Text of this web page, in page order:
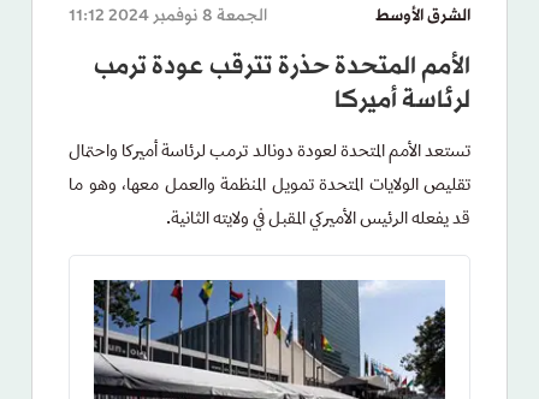
الجمعة 8 نوفمبر 2024 11:12 الشرق الأوسط
الأمم المتحدة حذرة تترقب عودة ترمب
لرئاسة أميركا
تستعد الأمم المتحدة لعودة دونالد ترمب لرئاسة أميركا واحتمال
تقليص الولايات المتحدة تمويل المنظمة والعمل معها، وهو ما
قد يفعله الرئيس الأميركي المقبل في ولايته الثانية.